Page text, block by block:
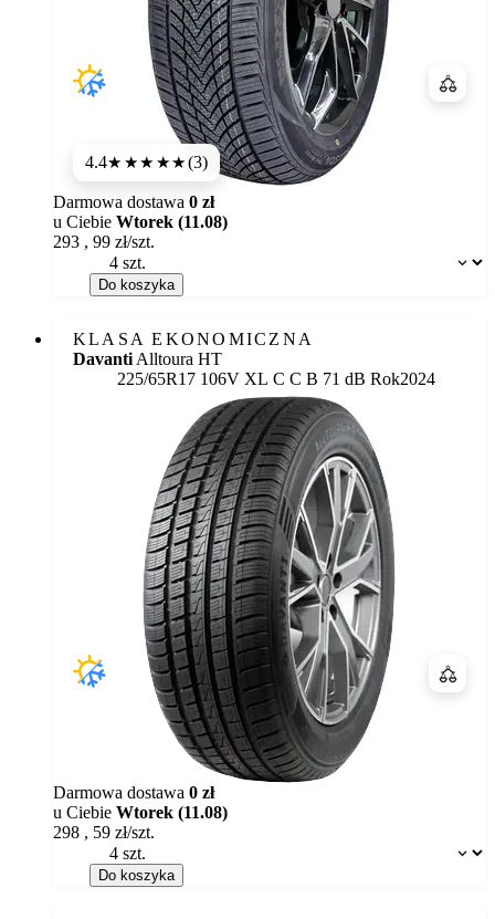
4.4★★★★★(3)
Dostępność:
Darmowa dostawa 0 zł
u Ciebie Wtorek (11.08)
293 , 99 zł/szt.
Do koszyka
KLASA EKONOMICZNA
Davanti Alltoura HT
225/65R17 106V XL Etykieta:
C C B 71 dB Rok2024
Dostępność:
Darmowa dostawa 0 zł
u Ciebie Wtorek (11.08)
298 , 59 zł/szt.
Do koszyka